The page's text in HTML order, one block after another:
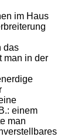
im Haus
das
man in der
einem
man